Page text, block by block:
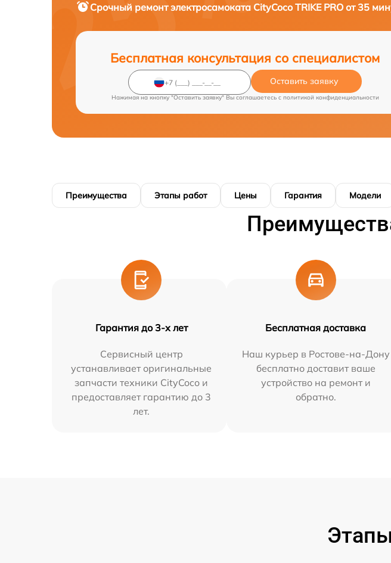
Срочный ремонтэлектросамоката CityCoco TRIKE PRO от 35
Бесплатная консультация со специалистом
Оставить заявку
Нажимая на кнопку "Оставить заявку" Вы соглашаетесь c политикой конфиденциальности
Преимущества Этапы работ Цены Гарантия Модели
Гарантия до 3-х лет
Сервисный центр
устанавливает оригинальные
запчасти техники CityCoco и
предоставляет гарантию до 3
лет.
Бесплатная доставка
Наш курьер в Ростове-на-Дону
бесплатно доставит ваше
устройство на ремонт и
обратно.